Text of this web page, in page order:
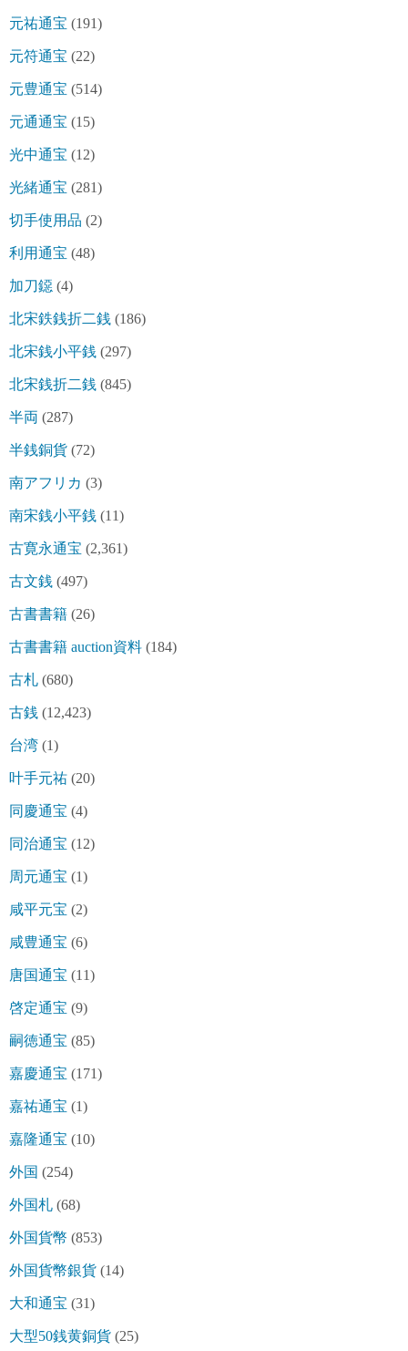
元祐通宝 (191)
元符通宝 (22)
元豊通宝 (514)
元通通宝 (15)
光中通宝 (12)
光緒通宝 (281)
切手使用品 (2)
利用通宝 (48)
加刀鐚 (4)
北宋鉄銭折二銭 (186)
北宋銭小平銭 (297)
北宋銭折二銭 (845)
半両 (287)
半銭銅貨 (72)
南アフリカ (3)
南宋銭小平銭 (11)
古寛永通宝 (2,361)
古文銭 (497)
古書書籍 (26)
古書書籍 auction資料 (184)
古札 (680)
古銭 (12,423)
台湾 (1)
叶手元祐 (20)
同慶通宝 (4)
同治通宝 (12)
周元通宝 (1)
咸平元宝 (2)
咸豊通宝 (6)
唐国通宝 (11)
啓定通宝 (9)
嗣徳通宝 (85)
嘉慶通宝 (171)
嘉祐通宝 (1)
嘉隆通宝 (10)
外国 (254)
外国札 (68)
外国貨幣 (853)
外国貨幣銀貨 (14)
大和通宝 (31)
大型50銭黄銅貨 (25)